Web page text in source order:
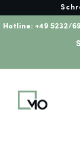
Hotline: +49 5232/